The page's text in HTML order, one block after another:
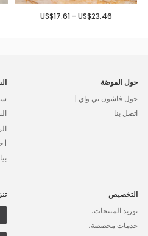
US$17.61 - US$23.46
حول الموضة
حول فاشون تي واي |
اتصل بنا
|
التخصيص
توريد المنتجات،
خدمات مخصصة،